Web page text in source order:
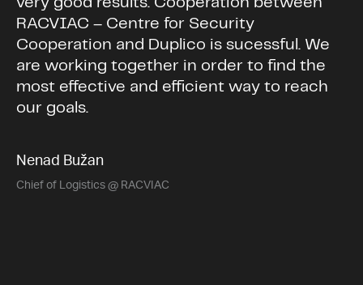
RACVIAC – Centre for Security
Cooperation and Duplico is sucessful. We
are working together in order to find the
most effective and efficient way to reach
our goals.
Nenad Bužan
Chief of Logistics @ RACVIAC